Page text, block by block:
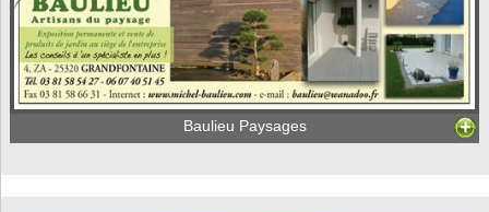
Baulieu Paysages